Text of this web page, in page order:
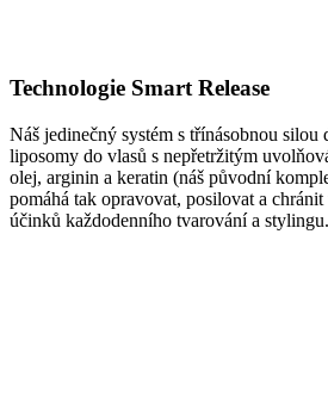
Technologie Smart Release
Náš jedinečný systém s třínásobnou silou
liposomy do vlasů s nepřetržitým
olej, arginin a keratin (náš původní
pomáhá tak opravovat, posilovat a
účinků každodenního tvarování a stylingu.